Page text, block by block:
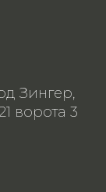
Зингер,
ворота 3